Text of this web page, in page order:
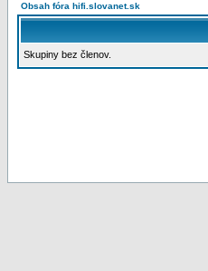
Obsah fóra hifi.slovanet.sk
Skupiny bez členov.